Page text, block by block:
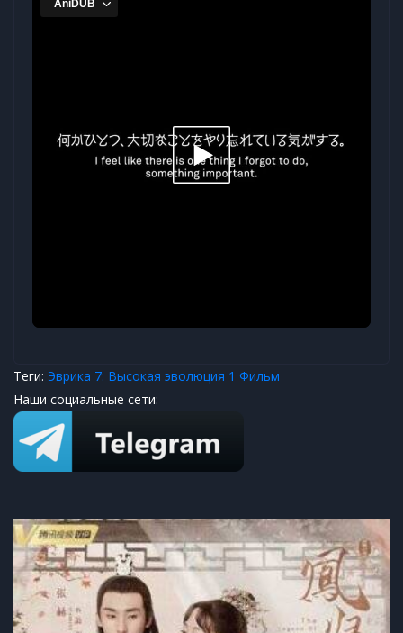
Теги: Эврика 7: Высокая эволюция 1 Фильм
Наши социальные сети: